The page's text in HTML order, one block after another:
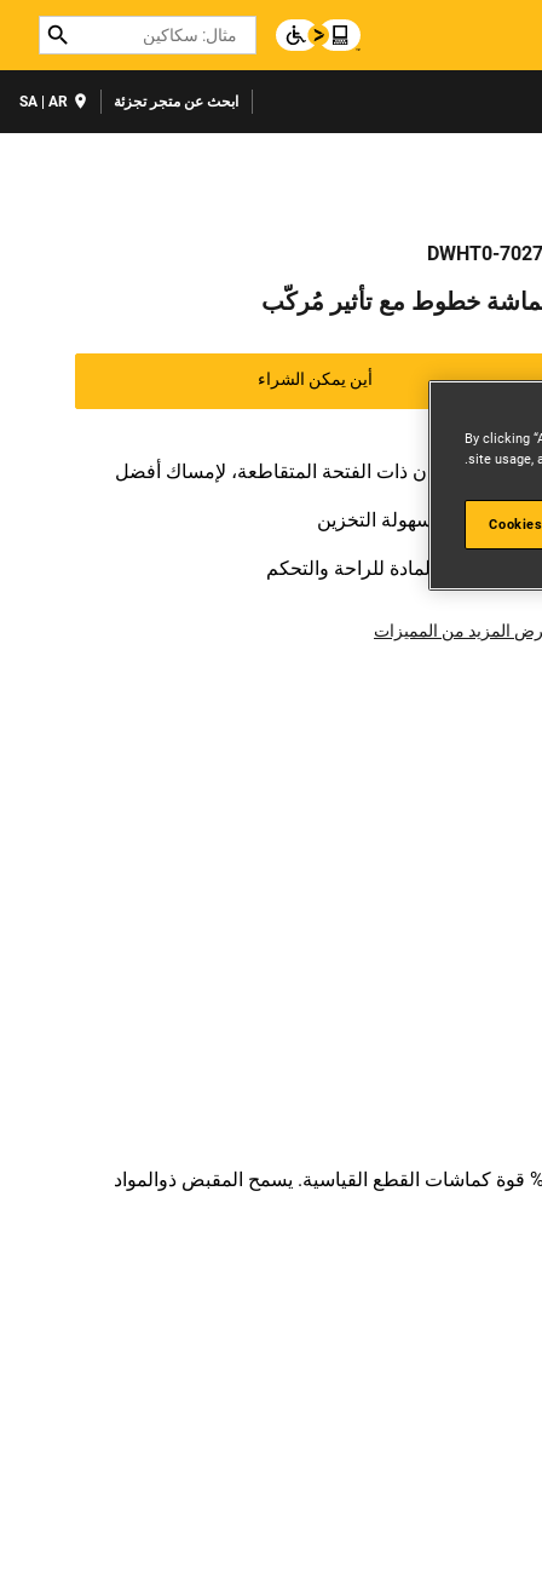
Search
ابحث عن متجر تجزئة SA | AR
DWHT0-
خطوط مع تأثير مُركّب
أين يمكن الشراء
تصميم الأسنان ذات الفتحة المتقاطعة، لإمساك أفضل
آلية القفل، لسهولة التخزين
قبضة ثنائية المادة للراحة والتحكم
المزيد من المميزات
الخطوط ذات الإجراء المركب من ديوالت تشمل شفرات القطع المعالجة بالتبريد، مما يمنح هذه المقصات قوة قطع تفوق 70% قوة كماشات القطع القياسية. يسمح المقبض ذوالمواد
By clicking
site usage,